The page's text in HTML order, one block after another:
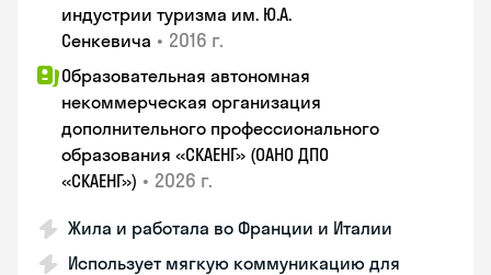
индустрии туризма им. Ю.А.
Сенкевича • 2016 г.
Образовательная автономная
некоммерческая организация
дополнительного профессионального
образования «СКАЕНГ» (ОАНО ДПО
«СКАЕНГ») • 2026 г.
Жила и работала во Франции и Италии
Использует мягкую коммуникацию для